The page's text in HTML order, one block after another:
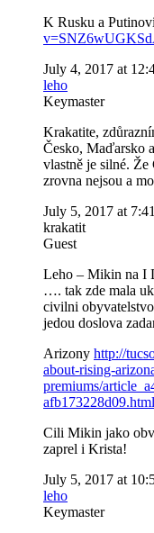
K Rusku a
July 4, 2017 at
leho
Keymaster
Krakatite,
Česko, Maďarsko
vlastně je silné.
zrovna nejsou a
July 5, 2017 at
krakatit
Guest
Leho – Mikin na I
…. tak zde mala
civilni
jedou doslova
Arizony http://
about-rising-
premiums/
afb173228d09.html
Cili Mikin jako
zaprel i Krista!
July 5, 2017 at
leho
Keymaster